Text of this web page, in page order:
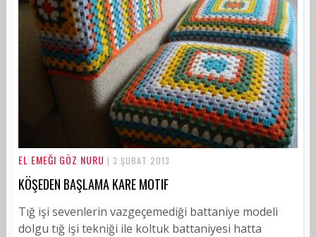
EL EMEĞI GÖZ NURU | 3 ŞUBAT 2013
KÖŞEDEN BAŞLAMA KARE MOTIF
Tığ işi sevenlerin vazgeçemediği battaniye modeli
dolgu tığ işi tekniği ile koltuk battaniyesi hatta